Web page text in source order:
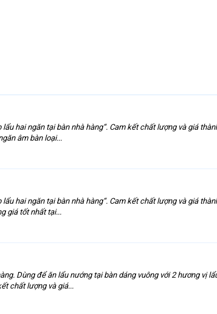
hai ngăn tại bàn nhà hàng“. Cam kết chất lượng và giá
âm bàn loại...
hai ngăn tại bàn nhà hàng“. Cam kết chất lượng và giá
giá tốt nhất tại...
Dùng để ăn lẩu nướng tại bàn dáng vuông với 2 hương vị
chất lượng và giá...